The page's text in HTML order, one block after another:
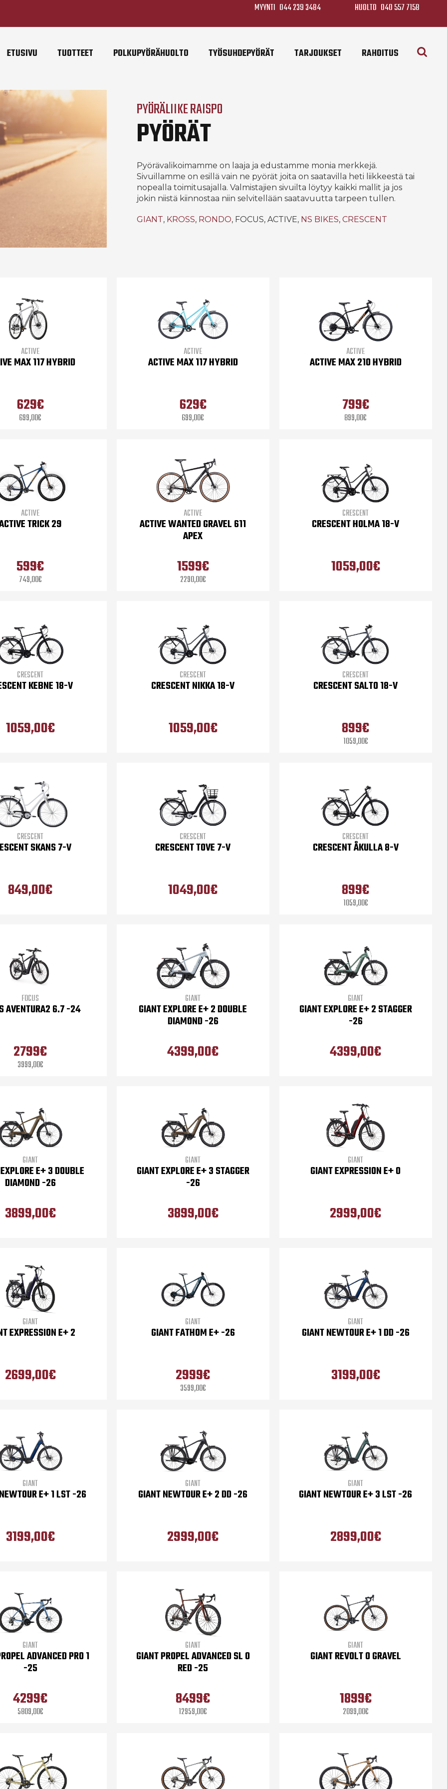
MYYNTI 044 239 3484 HUOLTO 040 557 7158
ETUSIVU TUOTTEET POLKUPYÖRÄHUOLTO TYÖSUHDEPYÖRÄT TARJOUKSET RAHOITUS
PYÖRÄLIIKE RAISPO
PYÖRÄT
Pyörävalikoimamme on laaja ja edustamme monia merkkejä.
Sivuillamme on esillä vain ne pyörät joita on saatavilla heti liikkeestä tai
nopealla toimitusajalla. Valmistajien sivuilta löytyy kaikki mallit ja jos
jokin niistä kiinnostaa niin selvitellään saatavuutta tarpeen tullen.
GIANT, KROSS, RONDO, FOCUS, ACTIVE, NS BIKES, CRESCENT
ACTIVE
MAX 117 HYBRID
629€
699,00€
ACTIVE
ACTIVE MAX 117 HYBRID
629€
699,00€
ACTIVE
ACTIVE MAX 210 HYBRID
799€
899,00€
ACTIVE
TRICK 29
599€
749,00€
ACTIVE
ACTIVE WANTED GRAVEL 611
APEX
1599€
2290,00€
CRESCENT
CRESCENT HOLMA 18-V
1059,00€
CRESCENT
KEBNE 18-V
1059,00€
CRESCENT
CRESCENT NIKKA 18-V
1059,00€
CRESCENT
CRESCENT SALTO 18-V
899€
1059,00€
CRESCENT
SKANS 7-V
849,00€
CRESCENT
CRESCENT TOVE 7-V
1049,00€
CRESCENT
CRESCENT ÅKULLA 8-V
899€
1059,00€
FOCUS
AVENTURA2 6.7 -24
2799€
3999,00€
GIANT
GIANT EXPLORE E+ 2 DOUBLE
DIAMOND -26
4399,00€
GIANT
GIANT EXPLORE E+ 2 STAGGER
-26
4399,00€
GIANT
E+ 3 DOUBLE
DIAMOND -26
3899,00€
GIANT
GIANT EXPLORE E+ 3 STAGGER
-26
3899,00€
GIANT
GIANT EXPRESSION E+ 0
2999,00€
GIANT
EXPRESSION E+ 2
2699,00€
GIANT
GIANT FATHOM E+ -26
2999€
3599,00€
GIANT
GIANT NEWTOUR E+ 1 DD -26
3199,00€
GIANT
E+ 1 LST -26
3199,00€
GIANT
GIANT NEWTOUR E+ 2 DD -26
2999,00€
GIANT
GIANT NEWTOUR E+ 3 LST -26
2899,00€
GIANT
ADVANCED PRO 1
-25
4299€
5809,00€
GIANT
GIANT PROPEL ADVANCED SL 0
RED -25
8499€
12959,00€
GIANT
GIANT REVOLT 0 GRAVEL
1899€
2099,00€